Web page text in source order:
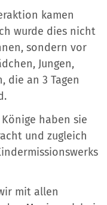
kamen
wurde dies nicht
sondern vor
Jungen,
die an 3 Tagen
haben sie
und zugleich
mit allen